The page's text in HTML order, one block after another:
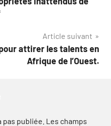
Article suivant
attirer les talents en
Afrique de l’Ouest.
publiée. Les champs